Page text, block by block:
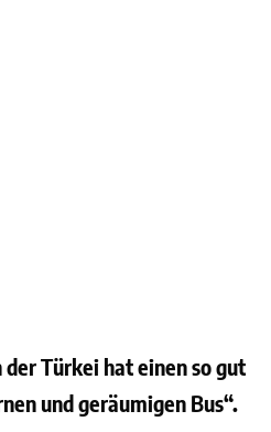
der Türkei hat einen so gut
und geräumigen Bus“.